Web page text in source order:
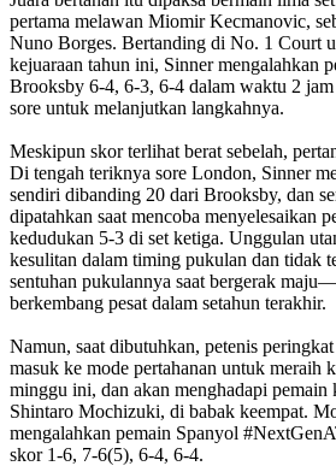
pertama melawan Miomir Kecmanovic,
Nuno Borges. Bertanding di No. 1 Court
kejuaraan tahun ini, Sinner mengalahkan
Brooksby 6-4, 6-3, 6-4 dalam waktu 2
sore untuk melanjutkan langkahnya.
Meskipun skor terlihat berat sebelah,
Di tengah teriknya sore London, Sinner
sendiri dibanding 20 dari Brooksby, dan
dipatahkan saat mencoba menyelesaikan
kedudukan 5-3 di set ketiga. Unggulan
kesulitan dalam timing pukulan dan tidak
sentuhan pukulannya saat bergerak
berkembang pesat dalam setahun terakhir.
Namun, saat dibutuhkan, petenis
masuk ke mode pertahanan untuk meraih
minggu ini, dan akan menghadapi pemain
Shintaro Mochizuki, di babak keempat.
mengalahkan pemain Spanyol
skor 1-6, 7-6(5), 6-4, 6-4.